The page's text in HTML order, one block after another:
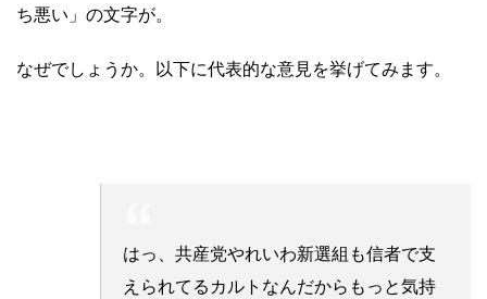
ち悪い」の文字が。
なぜでしょうか。以下に代表的な意見を挙げてみます。
はっ、共産党やれいわ新選組も信者で支
えられてるカルトなんだからもっと気持